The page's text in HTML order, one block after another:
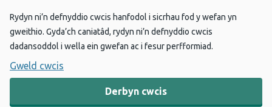
Rydyn ni’n defnyddio cwcis hanfodol i sicrhau fod y wefan yn
gweithio. Gyda’ch caniatâd, rydyn ni’n defnyddio cwcis
dadansoddol i wella ein gwefan ac i fesur perfformiad.
Gweld cwcis
Derbyn cwcis